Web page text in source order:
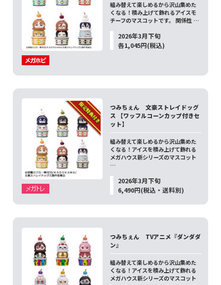
組み替えて楽しめるから沢山集めた
くなる！積み上げて飾れるアイスモ
チーフのマスコットです。 関係性 …
2026年3月下旬
各1,045円(税込)
つみちぇん 文豪ストレイドッグ
ス 【ワッフルコーンカップ付きセ
ット】
組み替えて楽しめるから沢山集めた
くなる！アイスを積み上げて飾れる
メガハウス新シリーズのマスコット
…
2026年3月下旬
6,490円(税込・送料別)
つみちぇん TVアニメ『ダンダダ
ン』
組み替えて楽しめるから沢山集めた
くなる！アイスを積み上げて飾れる
メガハウス新シリーズのマスコット